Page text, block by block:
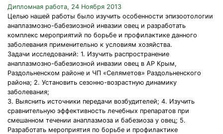
Дипломная работа, 24 Ноября 2013
Целью нашей работы было изучить особенности эпизоотологии
анаплазмозно-бабезиозной инвазии овец и разработать
комплекс мероприятий по борьбе и профилактике данного
заболевания применительно к условиям хозяйства.
Задачи исследований: 1. Изучить распространение
анаплазмозно-бабезиозной инвазии овец в АР Крым,
Раздольненском районе и ЧП «Селяметов» Раздольненского
района; 2. Установить сезонно-возрастную динамику
заболевания;
3. Выяснить источники передачи возбудителей; 4. Изучить
сравнительную эффективность лечебных препаратов при
смешанном течении анаплазмоза и бабезиоза у овец; 5.
Разработать мероприятия по борьбе и профилактике